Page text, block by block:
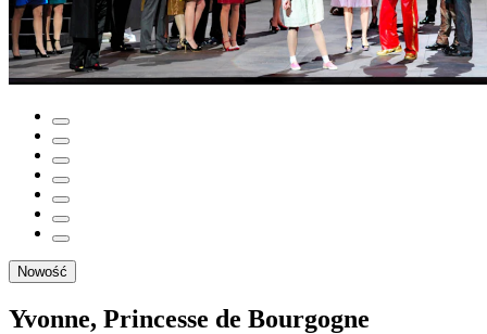
Nowość
Yvonne, Princesse de Bourgogne